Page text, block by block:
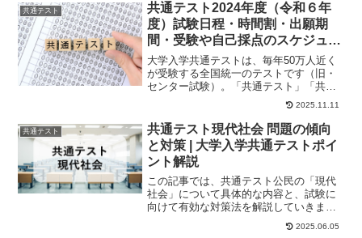
共通テスト
共通テスト2024年度（令和６年
度）試験日程・時間割・出願期
間・受験や自己採点のスケジュー
ル
大学入学共通テストは、毎年50万人近く
が受験する全国統一のテストです（旧・
センター試験）。「共通テスト」「共
テ」などとも呼ばれます。今年の試験実
2025.11.11
共通テスト
共通テスト現代社会 問題の傾向
と対策 | 大学入学共通テストポイ
ント解説
この記事では、共通テスト公民の「現代
社会」について具体的な内容と、試験に
向けて有効な対策法を解説していきま
す。出題内容共通テスト「現代社会」
2025.06.05